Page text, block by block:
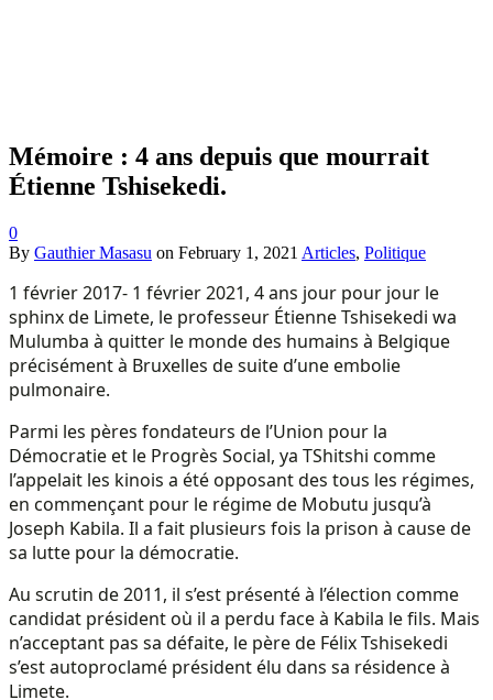
Mémoire : 4 ans depuis que mourrait
Étienne Tshisekedi.
0
By Gauthier Masasu on February 1, 2021 Articles, Politique
1 février 2017- 1 février 2021, 4 ans jour pour jour le
sphinx de Limete, le professeur Étienne Tshisekedi wa
Mulumba à quitter le monde des humains à Belgique
précisément à Bruxelles de suite d’une embolie
pulmonaire.
Parmi les pères fondateurs de l’Union pour la
Démocratie et le Progrès Social, ya TShitshi comme
l’appelait les kinois a été opposant des tous les régimes,
en commençant pour le régime de Mobutu jusqu’à
Joseph Kabila. Il a fait plusieurs fois la prison à cause de
sa lutte pour la démocratie.
Au scrutin de 2011, il s’est présenté à l’élection comme
candidat président où il a perdu face à Kabila le fils. Mais
n’acceptant pas sa défaite, le père de Félix Tshisekedi
s’est autoproclamé président élu dans sa résidence à
Limete.